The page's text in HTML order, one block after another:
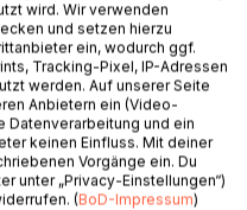
steht das Leben und
Umstände, die es ein
des
beschäftigen.
Leben zu sensibilisieren,
gelebt haben.
wird. Wir verwenden
und setzen hierzu
ein, wodurch ggf.
Tracking-Pixel, IP-Adressen
werden. Auf unserer Seite
Anbietern ein (Video-
Datenverarbeitung und ein
keinen Einfluss. Mit deiner
Vorgänge ein. Du
unter „Privacy-Einstellungen“)
(BoD-Impressum)